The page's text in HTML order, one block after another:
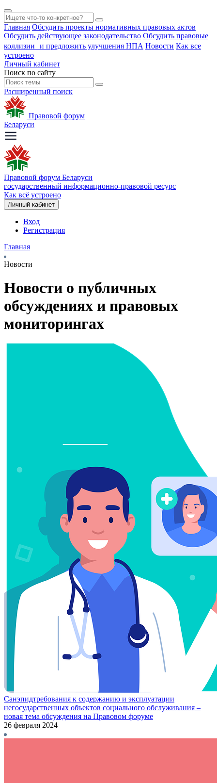
Главная Обсудить проекты нормативных правовых актов
Обсудить действующее законодательство Обсудить правовые
коллизии и предложить улучшения НПА Новости Как все
устроено
Личный кабинет
Поиск по сайту
Расширенный поиск
Правовой форум
Беларуси
Правовой форум Беларуси
государственный информационно-правовой ресурс
Как всё устроено
Личный кабинет
Вход
Регистрация
Главная
Новости
Новости о публичных
обсуждениях и правовых
мониторингах
Санэпидтребования к содержанию и эксплуатации
негосударственных объектов социального обслуживания –
новая тема обсуждения на Правовом форуме
26 февраля 2024